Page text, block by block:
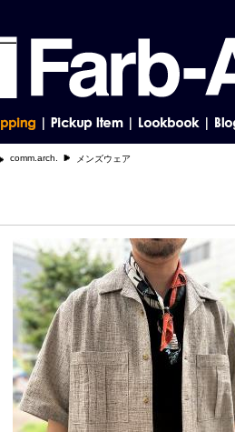
comm.arch. メンズウェア